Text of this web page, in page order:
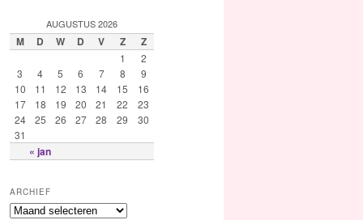
AUGUSTUS 2026
M D W D V Z Z
« jan
1
2
3
4 5 6 7 8
9
10
11 12 13 14 15
16
17
18 19 20 21 22
23
24
25 26 27 28 29
30
31
ARCHIEF